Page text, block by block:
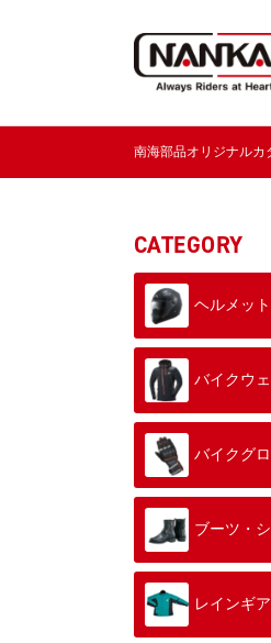
南海部品オリジナルカ
CATEGORY
ヘルメッ
バイクウ
バイクグ
ブーツ・
レインギア